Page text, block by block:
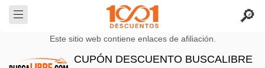
Este sitio web contiene enlaces de afiliación.
CUPÓN DESCUENTO BUSCALIBRE